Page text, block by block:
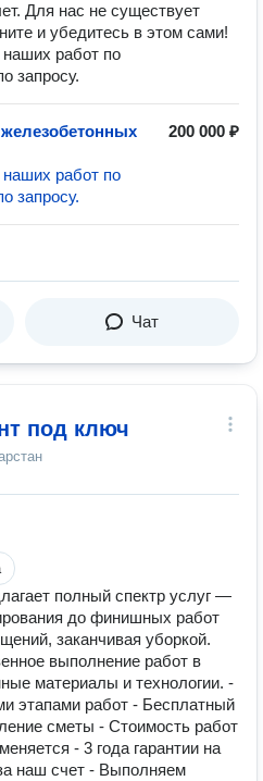
Для нас не существует
и убедитесь в этом сами!
работ по
запросу.
200 000 ₽
работ по
запросу.
Чат
под ключ
полный спектр услуг —
до финишных работ
заканчивая уборкой.
выполнение работ в
материалы и технологии. -
этапами работ - Бесплатный
сметы - Стоимость работ
- 3 года гарантии на
наш счет - Выполняем